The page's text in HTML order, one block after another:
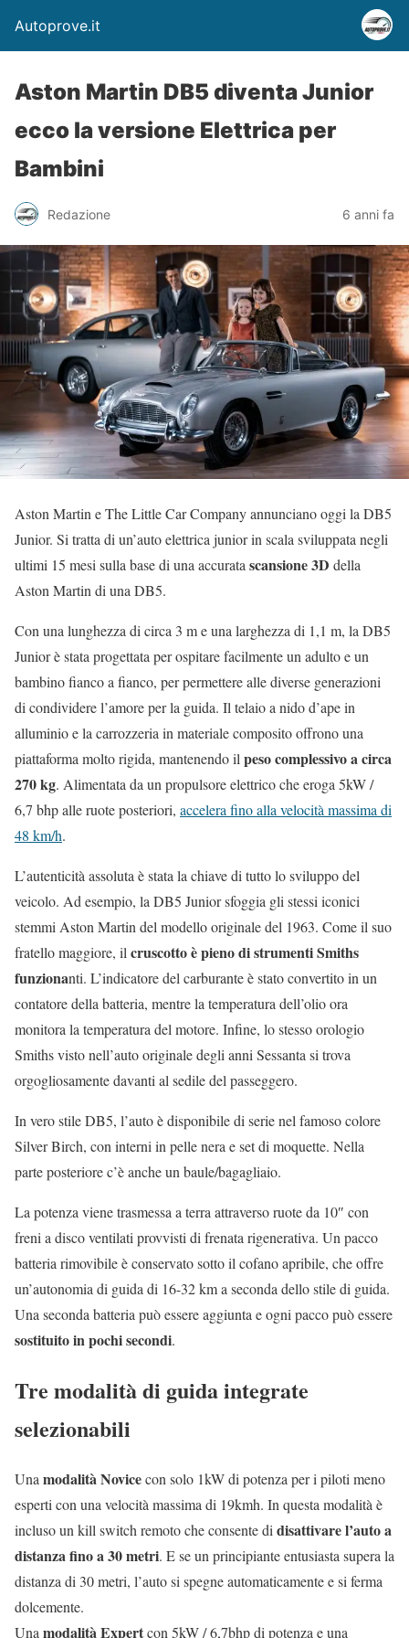
Autoprove.it
Aston Martin DB5 diventa Junior
ecco la versione Elettrica per
Bambini
Redazione 6 anni fa
Aston Martin e The Little Car Company annunciano oggi la DB5
Junior. Si tratta di un’auto elettrica junior in scala sviluppata negli
ultimi 15 mesi sulla base di una accurata scansione 3D della
Aston Martin di una DB5.
Con una lunghezza di circa 3 m e una larghezza di 1,1 m, la DB5
Junior è stata progettata per ospitare facilmente un adulto e un
bambino fianco a fianco, per permettere alle diverse generazioni
di condividere l’amore per la guida. Il telaio a nido d’ape in
alluminio e la carrozzeria in materiale composito offrono una
piattaforma molto rigida, mantenendo il peso complessivo a circa
270 kg. Alimentata da un propulsore elettrico che eroga 5kW /
6,7 bhp alle ruote posteriori, accelera fino alla velocità massima di
48 km/h.
L’autenticità assoluta è stata la chiave di tutto lo sviluppo del
veicolo. Ad esempio, la DB5 Junior sfoggia gli stessi iconici
stemmi Aston Martin del modello originale del 1963. Come il suo
fratello maggiore, il cruscotto è pieno di strumenti Smiths
funzionanti. L’indicatore del carburante è stato convertito in un
contatore della batteria, mentre la temperatura dell’olio ora
monitora la temperatura del motore. Infine, lo stesso orologio
Smiths visto nell’auto originale degli anni Sessanta si trova
orgogliosamente davanti al sedile del passeggero.
In vero stile DB5, l’auto è disponibile di serie nel famoso colore
Silver Birch, con interni in pelle nera e set di moquette. Nella
parte posteriore c’è anche un baule/bagagliaio.
La potenza viene trasmessa a terra attraverso ruote da 10″ con
freni a disco ventilati provvisti di frenata rigenerativa. Un pacco
batteria rimovibile è conservato sotto il cofano apribile, che offre
un’autonomia di guida di 16-32 km a seconda dello stile di guida.
Una seconda batteria può essere aggiunta e ogni pacco può essere
sostituito in pochi secondi.
Tre modalità di guida integrate
selezionabili
Una modalità Novicecon solo 1kW di potenza per i piloti meno
esperti con una velocità massima di 19kmh. In questa modalità è
incluso un kill switch remoto che consente di disattivare l’auto a
distanza fino a 30 metri. E se un principiante entusiasta supera la
distanza di 30 metri, l’auto si spegne automaticamente e si ferma
dolcemente.
Una modalità Expertcon 5kW / 6,7bhp di potenza e una